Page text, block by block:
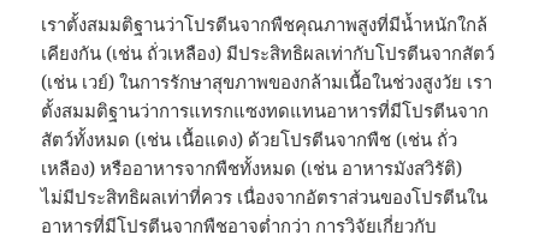
เราตั้งสมมติฐานว่าโปรตีนจากพืชคุณภาพสูงที่มีน้ำหนักใกล้
เคียงกัน (เช่น ถั่วเหลือง) มีประสิทธิผลเท่ากับโปรตีนจากสัตว์
(เช่น เวย์) ในการรักษาสุขภาพของกล้ามเนื้อในช่วงสูงวัย เรา
ตั้งสมมติฐานว่าการแทรกแซงทดแทนอาหารที่มีโปรตีนจาก
สัตว์ทั้งหมด (เช่น เนื้อแดง) ด้วยโปรตีนจากพืช (เช่น ถั่ว
เหลือง) หรืออาหารจากพืชทั้งหมด (เช่น อาหารมังสวิรัติ)
ไม่มีประสิทธิผลเท่าที่ควร เนื่องจากอัตราส่วนของโปรตีนใน
อาหารที่มีโปรตีนจากพืชอาจต่ำกว่า การวิจัยเกี่ยวกับ